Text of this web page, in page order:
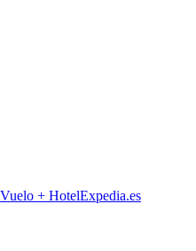
Vuelo + HotelExpedia.es